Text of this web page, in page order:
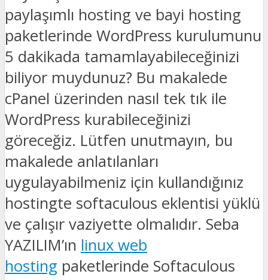
paylaşımlı hosting ve bayi hosting
paketlerinde WordPress kurulumunu
5 dakikada tamamlayabileceğinizi
biliyor muydunuz? Bu makalede
cPanel üzerinden nasıl tek tık ile
WordPress kurabileceğinizi
göreceğiz. Lütfen unutmayın, bu
makalede anlatılanları
uygulayabilmeniz için kullandığınız
hostingte softaculous eklentisi yüklü
ve çalışır vaziyette olmalıdır. Seba
YAZILIM’ın linux web
hosting paketlerinde Softaculous